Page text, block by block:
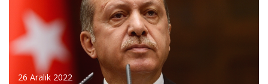
26 Aralık 2022